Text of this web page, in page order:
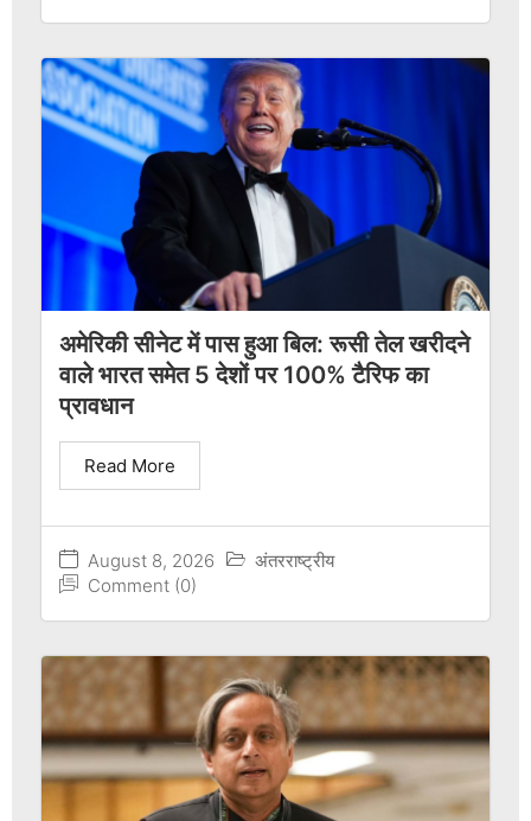
अमेरिकी सीनेट में पास हुआ बिल: रूसी तेल खरीदने
वाले भारत समेत 5 देशों पर 100% टैरिफ का
प्रावधान
August 8, 2026
अंतरराष्ट्रीय
Comment (0)
Read More